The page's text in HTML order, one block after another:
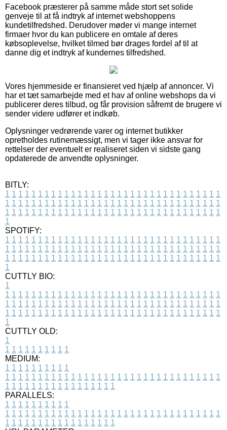
Facebook præsterer på samme måde stort set solide
genveje til at få indtryk af internet webshoppens
kundetilfredshed. Derudover møder vi mange internet
firmaer hvor du kan publicere en omtale af deres
købsoplevelse, hvilket tilmed bør drages fordel af til at
danne dig et indtryk af kundernes tilfredshed.
Vores hjemmeside er finansieret ved hjælp af annoncer. Vi
har et tæt samarbejde med et hav af online webshops da vi
publicerer deres tilbud, og får provision såfremt de brugere vi
sender videre udfører et indkøb.
Oplysninger vedrørende varer og internet butikker
opretholdes rutinemæssigt, men vi tager ikke ansvar for
rettelser der eventuelt er realiseret siden vi sidste gang
opdaterede de anvendte oplysninger.
BITLY:
1 1 1 1 1 1 1 1 1 1 1 1 1 1 1 1 1 1 1 1 1 1 1 1 1 1 1 1 1 1 1 1 1
1 1 1 1 1 1 1 1 1 1 1 1 1 1 1 1 1 1 1 1 1 1 1 1 1 1 1 1 1 1 1 1 1
1 1 1 1 1 1 1 1 1 1 1 1 1 1 1 1 1 1 1 1 1 1 1 1 1 1 1 1 1 1 1 1 1
1
SPOTIFY:
1 1 1 1 1 1 1 1 1 1 1 1 1 1 1 1 1 1 1 1 1 1 1 1 1 1 1 1 1 1 1 1 1
1 1 1 1 1 1 1 1 1 1 1 1 1 1 1 1 1 1 1 1 1 1 1 1 1 1 1 1 1 1 1 1 1
1 1 1 1 1 1 1 1 1 1 1 1 1 1 1 1 1 1 1 1 1 1 1 1 1 1 1 1 1 1 1 1 1
1
CUTTLY BIO:
1
1 1 1 1 1 1 1 1 1 1 1 1 1 1 1 1 1 1 1 1 1 1 1 1 1 1 1 1 1 1 1 1 1
1 1 1 1 1 1 1 1 1 1 1 1 1 1 1 1 1 1 1 1 1 1 1 1 1 1 1 1 1 1 1 1 1
1 1 1 1 1 1 1 1 1 1 1 1 1 1 1 1 1 1 1 1 1 1 1 1 1 1 1 1 1 1 1 1 1
1
CUTTLY OLD:
1
1 1 1 1 1 1 1 1 1 1
MEDIUM:
1 1 1 1 1 1 1 1 1 1
1 1 1 1 1 1 1 1 1 1 1 1 1 1 1 1 1 1 1 1 1 1 1 1 1 1 1 1 1 1 1 1 1
1 1 1 1 1 1 1 1 1 1 1 1 1 1 1 1 1
PARALLELS:
1 1 1 1 1 1 1 1 1 1
1 1 1 1 1 1 1 1 1 1 1 1 1 1 1 1 1 1 1 1 1 1 1 1 1 1 1 1 1 1 1 1 1
1 1 1 1 1 1 1 1 1 1 1 1 1 1 1 1 1